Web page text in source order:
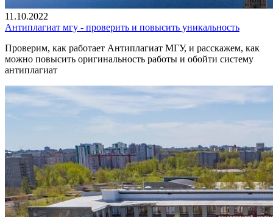
11.10.2022
Антиплагиат мгу - проверить и повысить уникальность
Проверим, как работает Антиплагиат МГУ, и расскажем, как
можно повысить оригинальность работы и обойти систему
антиплагиат